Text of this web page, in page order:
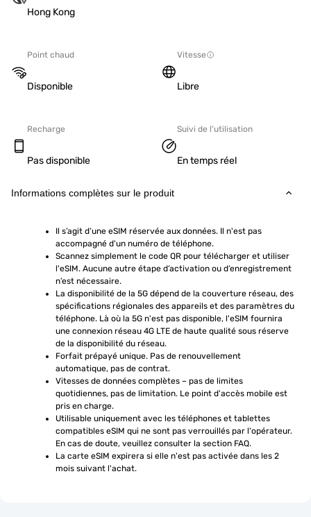
Hong Kong
Point chaud
Disponible
Vitesse
Libre
Recharge
Pas disponible
Suivi de l'utilisation
En temps réel
Informations complètes sur le produit
Il s’agit d’une eSIM réservée aux données. Il n'est pas
accompagné d'un numéro de téléphone.
Scannez simplement le code QR pour télécharger et utiliser
l'eSIM. Aucune autre étape d’activation ou d’enregistrement
n’est nécessaire.
La disponibilité de la 5G dépend de la couverture réseau, des
spécifications régionales des appareils et des paramètres du
téléphone. Là où la 5G n'est pas disponible, l'eSIM fournira
une connexion réseau 4G LTE de haute qualité sous réserve
de la disponibilité du réseau.
Forfait prépayé unique. Pas de renouvellement
automatique, pas de contrat.
Vitesses de données complètes – pas de limites
quotidiennes, pas de limitation. Le point d'accès mobile est
pris en charge.
Utilisable uniquement avec les téléphones et tablettes
compatibles eSIM qui ne sont pas verrouillés par l'opérateur.
En cas de doute, veuillez consulter la section FAQ.
La carte eSIM expirera si elle n'est pas activée dans les 2
mois suivant l'achat.